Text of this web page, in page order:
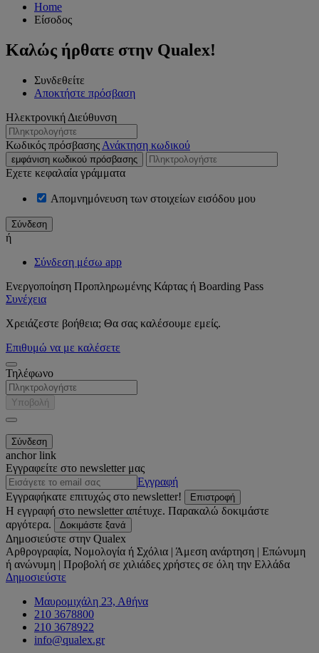
Home
Είσοδος
Καλώς ήρθατε στην Qualex!
Συνδεθείτε
Αποκτήστε πρόσβαση
Ηλεκτρονική Διεύθυνση
Κωδικός πρόσβασης Ανάκτηση κωδικού
εμφάνιση κωδικού πρόσβασης
Εχετε κεφαλαία γράμματα
Απομνημόνευση των στοιχείων εισόδου μου
ή
Σύνδεση μέσω app
Ενεργοποίηση Προπληρωμένης Κάρτας ή Boarding Pass
Συνέχεια
Χρειάζεστε βοήθεια; Θα σας καλέσουμε εμείς.
Επιθυμώ να με καλέσετε
Τηλέφωνο
Υποβολή
anchor link
Εγγραφείτε στο newsletter μας
Εγγραφή
Εγγραφήκατε επιτυχώς στο newsletter!
Επιστροφή
Η εγγραφή στο newsletter απέτυχε. Παρακαλώ δοκιμάστε
αργότερα.
Δοκιμάστε ξανά
Δημοσιεύστε στην Qualex
Αρθρογραφία, Νομολογία ή Σχόλια | Άμεση ανάρτηση | Επώνυμη
ή ανώνυμη | Προβολή σε χιλιάδες χρήστες σε όλη την Ελλάδα
Δημοσιεύστε
Μαυρομιχάλη 23, Αθήνα
210 3678800
210 3678922
info@qualex.gr